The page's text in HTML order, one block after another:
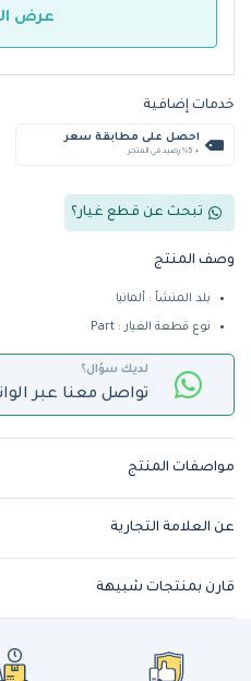
عرض
خدمات إضافية
احصل على مطابقة سعر
+ %5 رصيد في المتجر
تبحث عن قطع غيار؟
وصف المنتج
بلد المنشأ : ألمانيا
نوع قطعة الغيار : Part
لديك سؤال؟
تواصل معنا عبر
مواصفات المنتج
عن العلامة التجارية
قارن بمنتجات شبيهة